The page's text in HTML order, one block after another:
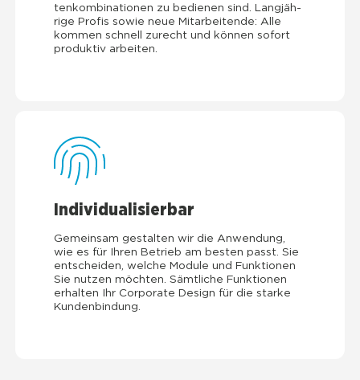
ten­kom­bi­na­tio­nen zu bedie­nen sind. Lang­jäh­
ri­ge Pro­fis sowie neue Mit­ar­bei­ten­de: Alle
kom­men schnell zurecht und kön­nen sofort
pro­duk­tiv arbei­ten.
Indi­vi­dua­li­sier­bar
Gemein­sam gestal­ten wir die Anwen­dung,
wie es für Ihren Betrieb am bes­ten passt. Sie
ent­schei­den, wel­che Modu­le und Funk­tio­nen
Sie nut­zen möch­ten. Sämt­li­che Funk­tio­nen
erhal­ten Ihr Cor­po­ra­te Design für die star­ke
Kun­den­bin­dung.